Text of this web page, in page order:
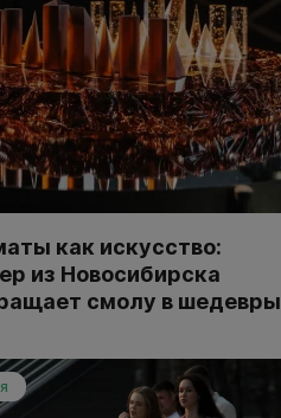
как искусство:
из Новосибирска
смолу в шедевры